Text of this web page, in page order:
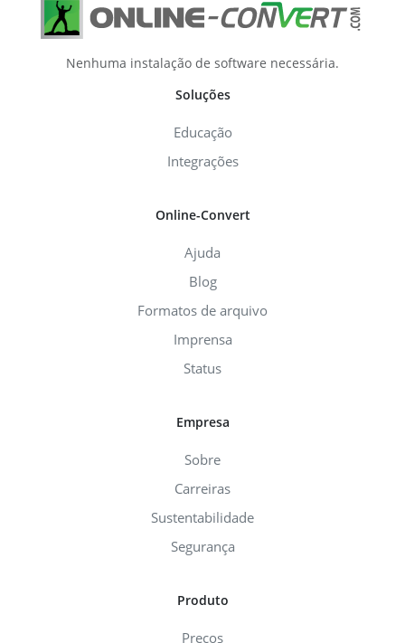
Nenhuma instalação de software necessária.
Soluções
Educação
Integrações
Online-Convert
Ajuda
Blog
Formatos de arquivo
Imprensa
Status
Empresa
Sobre
Carreiras
Sustentabilidade
Segurança
Produto
Preços